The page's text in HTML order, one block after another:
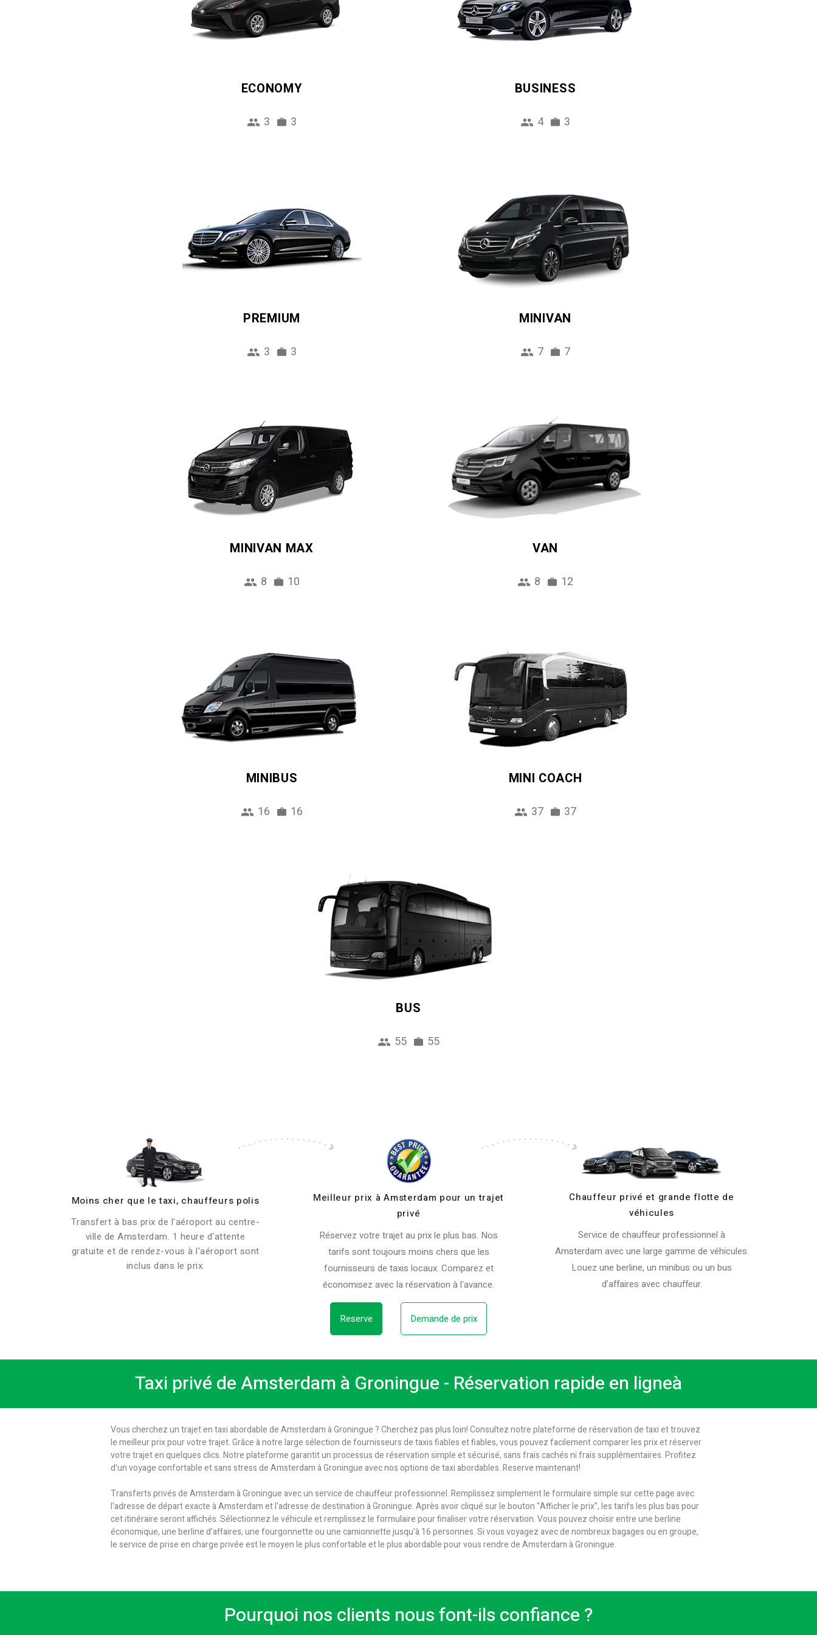
ECONOMY
3 3
BUSINESS
4 3
PREMIUM
3 3
MINIVAN
7 7
MINIVAN MAX
8 10
VAN
8 12
MINIBUS
16 16
MINI COACH
37 37
BUS
55 55
Moins cher que le taxi, chauffeurs polis
Transfert à bas prix de l'aéroport au centre-
ville de Amsterdam. 1 heure d'attente
gratuite et de rendez-vous à l'aéroport sont
inclus dans le prix.
Meilleur prix à Amsterdam pour un trajet
privé
Réservez votre trajet au prix le plus bas. Nos
tarifs sont toujours moins chers que les
fournisseurs de taxis locaux. Comparez et
économisez avec la réservation à l'avance.
Chauffeur privé et grande flotte de
véhicules
Service de chauffeur professionnel à
Amsterdam avec une large gamme de véhicules.
Louez une berline, un minibus ou un bus
d'affaires avec chauffeur.
Reserve Demande de prix
Taxi privé de Amsterdam à Groningue - Réservation rapide en ligneà
Vous cherchez un trajet en taxi abordable de Amsterdam à Groningue ? Cherchez pas plus loin! Consultez notre plateforme de réservation de taxi et trouvez
le meilleur prix pour votre trajet. Grâce à notre large sélection de fournisseurs de taxis fiables et fiables, vous pouvez facilement comparer les prix et réserver
votre trajet en quelques clics. Notre plateforme garantit un processus de réservation simple et sécurisé, sans frais cachés ni frais supplémentaires. Profitez
d'un voyage confortable et sans stress de Amsterdam à Groningue avec nos options de taxi abordables. Reserve maintenant!
Transferts privés de Amsterdam à Groningue avec un service de chauffeur professionnel. Remplissez simplement le formulaire simple sur cette page avec
l'adresse de départ exacte à Amsterdam et l'adresse de destination à Groningue. Après avoir cliqué sur le bouton "Afficher le prix", les tarifs les plus bas pour
cet itinéraire seront affichés. Sélectionnez le véhicule et remplissez le formulaire pour finaliser votre réservation. Vous pouvez choisir entre une berline
économique, une berline d'affaires, une fourgonnette ou une camionnette jusqu'à 16 personnes. Si vous voyagez avec de nombreux bagages ou en groupe,
le service de prise en charge privée est le moyen le plus confortable et le plus abordable pour vous rendre de Amsterdam à Groningue.
Pourquoi nos clients nous font-ils confiance ?